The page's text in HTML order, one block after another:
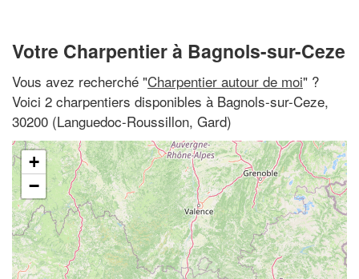
Votre Charpentier à Bagnols-sur-Ceze
Vous avez recherché "Charpentier autour de moi" ?
Voici 2 charpentiers disponibles à Bagnols-sur-Ceze,
30200 (Languedoc-Roussillon, Gard)
+
−